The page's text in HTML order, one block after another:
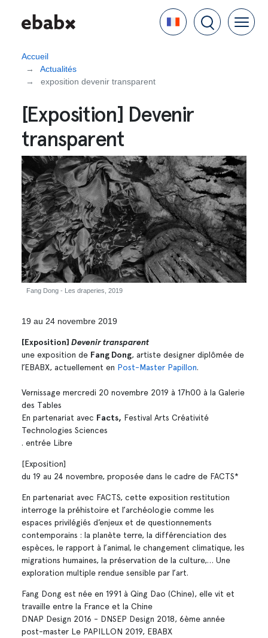
contenu
Language
Accueil
Actualités
exposition devenir transparent
[Exposition] Devenir
transparent
Fang Dong - Les draperies, 2019
19 au 24 novembre 2019
[Exposition] Devenir transparent
une exposition de Fang Dong, artiste designer diplômée de
l’EBABX, actuellement en Post-Master Papillon.
Vernissage mercredi 20 novembre 2019 à 17h00 à la Galerie
des Tables
En partenariat avec Facts, Festival Arts Créativité
Technologies Sciences
. entrée Libre
[Exposition]
du 19 au 24 novembre, proposée dans le cadre de FACTS*
En partenariat avec FACTS, cette exposition restitution
interroge la préhistoire et l’archéologie comme les
espaces privilégiés d’enjeux et de questionnements
contemporains : la planète terre, la différenciation des
espèces, le rapport à l’animal, le changement climatique, les
migrations humaines, la préservation de la culture,… Une
exploration multiple rendue sensible par l’art.
Fang Dong est née en 1991 à Qing Dao (Chine), elle vit et
travaille entre la France et la Chine
DNAP Design 2016 - DNSEP Design 2018, 6ème année
post-master Le PAPILLON 2019, EBABX